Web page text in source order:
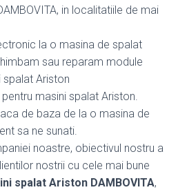
in localitatiile de mai
la o masina de spalat
sau reparam module
Ariston
masini spalat Ariston.
de baza de la o masina de
sa ne sunati.
noastre, obiectivul nostru a
nostrii cu cele mai bune
spalat Ariston DAMBOVITA,